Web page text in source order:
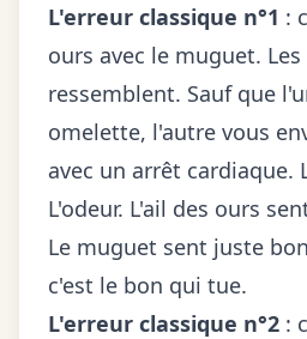
L'erreur classique n°1 :
ours avec le muguet.
ressemblent. Sauf que
omelette, l'autre vous
avec un arrêt cardiaque.
L'odeur. L'ail des ours
Le muguet sent juste
c'est le bon qui tue.
L'erreur classique n°2 :